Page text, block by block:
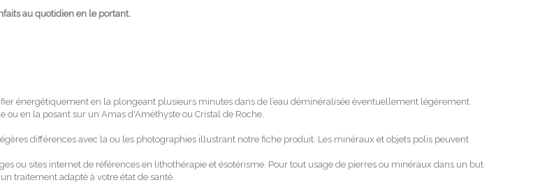
au quotidien en le portant.
énergétiquement en la plongeant plusieurs minutes dans de l’eau déminéralisée éventuellement légèrement
en la posant sur un Amas d'Améthyste ou Cristal de Roche.
différences avec la ou les photographies illustrant notre fiche produit. Les minéraux et objets polis peuvent
ou sites internet de références en lithothérapie et ésotérisme. Pour tout usage de pierres ou minéraux dans un but
traitement adapté à votre état de santé.